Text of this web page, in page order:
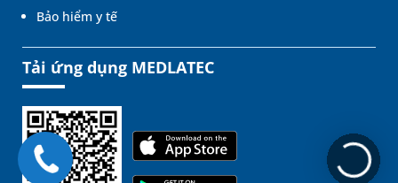
Bảo hiểm y tế
Tải ứng dụng MEDLATEC